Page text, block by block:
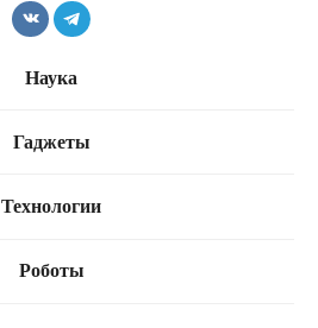
производство дисков
Наука
Гаджеты
Технологии
Роботы